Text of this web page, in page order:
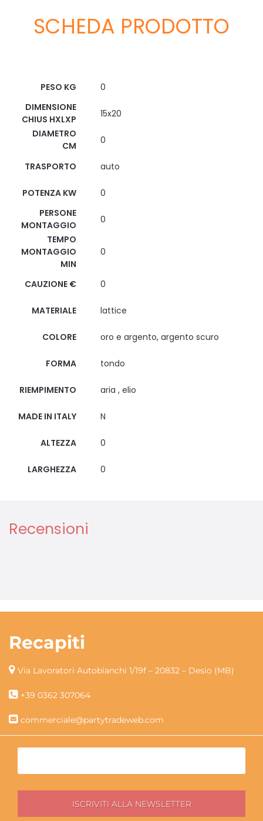
SCHEDA PRODOTTO
PESO KG
0
DIMENSIONE
CHIUS HXLXP
15x20
DIAMETRO
CM
0
TRASPORTO auto
POTENZA KW
0
PERSONE
MONTAGGIO
0
TEMPO
MONTAGGIO
MIN
0
CAUZIONE € 0
MATERIALE lattice
COLORE oro e argento, argento scuro
FORMA tondo
RIEMPIMENTO aria , elio
MADE IN ITALY N
ALTEZZA 0
LARGHEZZA 0
Recensioni
Recapiti
Via Lavoratori Autobianchi 1/19f – 20832 – Desio (MB)
+39 0362 307064
commerciale@partytradeweb.com